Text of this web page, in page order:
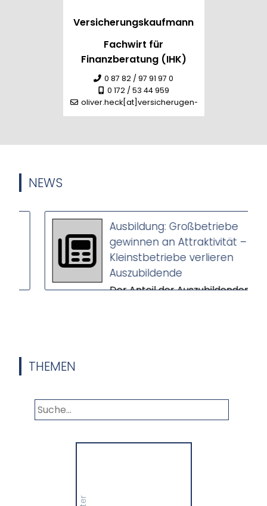
Versicherungskaufmann
Fachwirt für
Finanzberatung (IHK)
0 87 82 / 97 91 97 0
0 172 / 53 44 959
oliver.heck[at]versicherugen-heck.de
NEWS
Ausbildung: Großbetriebe
gewinnen an Attraktivität –
Kleinstbetriebe verlieren
Auszubildende
Der Anteil der Auszubildenden
THEMEN
Gewerbethemen. Bleiben